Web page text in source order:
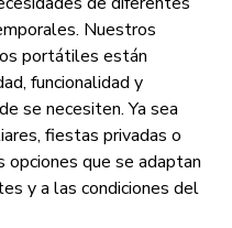
Nuestros
portátiles están
funcionalidad y
se necesiten. Ya sea
fiestas privadas o
que se adaptan
y a las condiciones del